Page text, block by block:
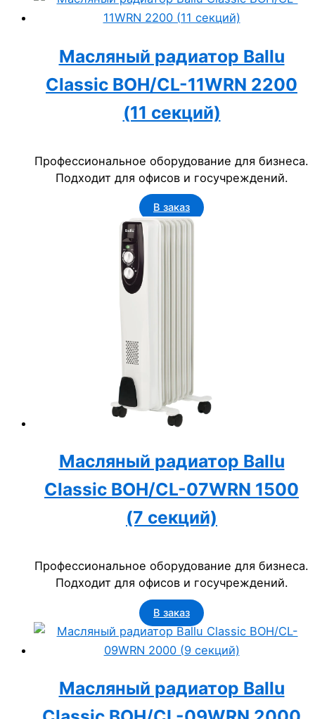
Масляный радиатор Ballu
Classic BOH/CL-11WRN 2200
(11 секций)
Профессиональное оборудование для бизнеса.
Подходит для офисов и госучреждений.
В заказ
Масляный радиатор Ballu
Classic BOH/CL-07WRN 1500
(7 секций)
Профессиональное оборудование для бизнеса.
Подходит для офисов и госучреждений.
В заказ
Масляный радиатор Ballu